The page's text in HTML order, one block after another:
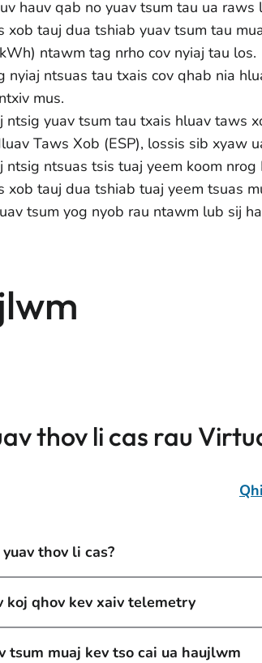
hauv qab no yuav tsum tau ua raws
xob tauj dua tshiab yuav tsum tau
ntawm tag nrho cov nyiaj tau los.
nyiaj ntsuas tau txais cov qhab nia
mus.
ntsig yuav tsum tau txais hluav taws
Taws Xob (ESP), lossis sib xyaw
ntsig ntsuas tsis tuaj yeem koom nrog
xob tauj dua tshiab tuaj yeem tsuas
tsum yog nyob rau ntawm lub sij
thov li cas rau
yuav thov li cas?
koj qhov kev xaiv telemetry
tsum muaj kev tso cai ua haujlwm